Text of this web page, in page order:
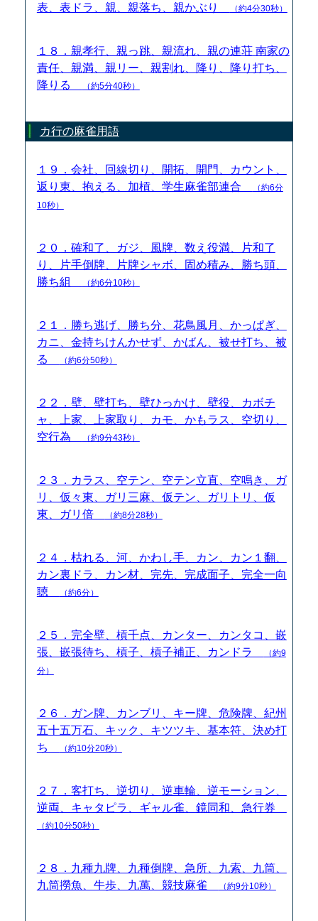
表、表ドラ、親、親落ち、親かぶり （約4分30秒）
１８．親孝行、親っ跳、親流れ、親の連荘 南家の
責任、親満、親リー、親割れ、降り、降り打ち、
降りる
（約5分40秒）
カ行の麻雀用語
１９．会社、回線切り、開拓、開門、カウント、
返り東、抱える、加槓、学生麻雀部連合
（約6分
10秒）
２０．確和了、ガジ、風牌、数え役満、片和了
り、片手倒牌、片牌シャボ、固め積み、勝ち頭、
勝ち組
（約6分10秒）
２１．勝ち逃げ、勝ち分、花鳥風月、かっぱぎ、
カニ、金持ちけんかせず、かばん、被せ打ち、被
る
（約6分50秒）
２２．壁、壁打ち、壁ひっかけ、壁役、カボチ
ャ、上家、上家取り、カモ、かもラス、空切り、
空行為
（約9分43秒）
２３．カラス、空テン、空テン立直、空鳴き、ガ
リ、仮々東、ガリ三麻、仮テン、ガリトリ、仮
東、ガリ倍
（約8分28秒）
２４．枯れる、河、かわし手、カン、カン１翻、
カン裏ドラ、カン材、完先、完成面子、完全一向
聴
（約6分）
２５．完全壁、槓千点、カンター、カンタコ、嵌
張、嵌張待ち、槓子、槓子補正、カンドラ
（約9
分）
２６．ガン牌、カンブリ、キー牌、危険牌、紀州
五十五万石、キック、キツツキ、基本符、決め打
ち
（約10分20秒）
２７．客打ち、逆切り、逆車輪、逆モーション、
逆両、キャタピラ、ギャル雀、鏡同和、急行券
（約10分50秒）
２８．九種九牌、九種倒牌、急所、九索、九筒、
九筒撈魚、牛歩、九萬、競技麻雀
（約9分10秒）